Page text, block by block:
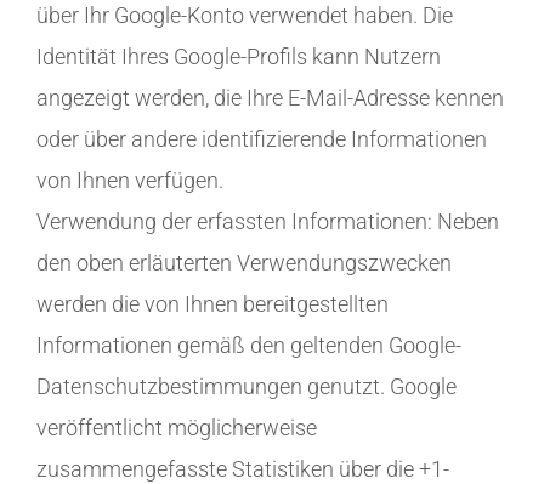
über Ihr Google-Konto verwendet haben. Die
Identität Ihres Google-Profils kann Nutzern
angezeigt werden, die Ihre E-Mail-Adresse kennen
oder über andere identifizierende Informationen
von Ihnen verfügen.
Verwendung der erfassten Informationen: Neben
den oben erläuterten Verwendungszwecken
werden die von Ihnen bereitgestellten
Informationen gemäß den geltenden Google-
Datenschutzbestimmungen genutzt. Google
veröffentlicht möglicherweise
zusammengefasste Statistiken über die +1-